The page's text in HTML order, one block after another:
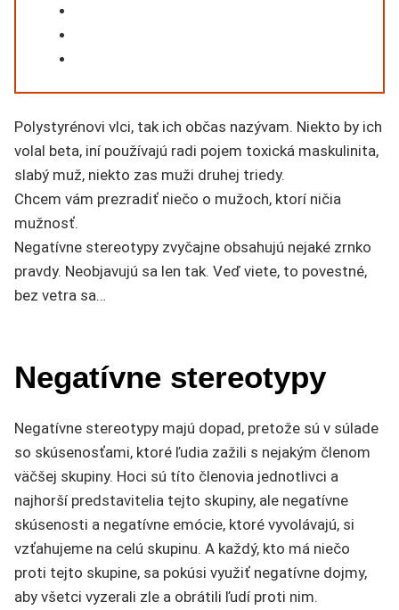
Polystyrénovi vlci, tak ich občas nazývam. Niekto by ich
volal beta, iní používajú radi pojem toxická maskulinita,
slabý muž, niekto zas muži druhej triedy.
Chcem vám prezradiť niečo o mužoch, ktorí ničia
mužnosť.
Negatívne stereotypy zvyčajne obsahujú nejaké zrnko
pravdy. Neobjavujú sa len tak. Veď viete, to povestné,
bez vetra sa…
Negatívne stereotypy
Negatívne stereotypy majú dopad, pretože sú v súlade
so skúsenosťami, ktoré ľudia zažili s nejakým členom
väčšej skupiny. Hoci sú títo členovia jednotlivci a
najhorší predstavitelia tejto skupiny, ale negatívne
skúsenosti a negatívne emócie, ktoré vyvolávajú, si
vzťahujeme na celú skupinu. A každý, kto má niečo
proti tejto skupine, sa pokúsi využiť negatívne dojmy,
aby všetci vyzerali zle a obrátili ľudí proti nim.